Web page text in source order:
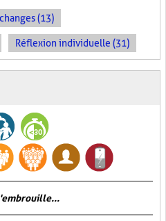
(13)
Réflexion individuelle (31)